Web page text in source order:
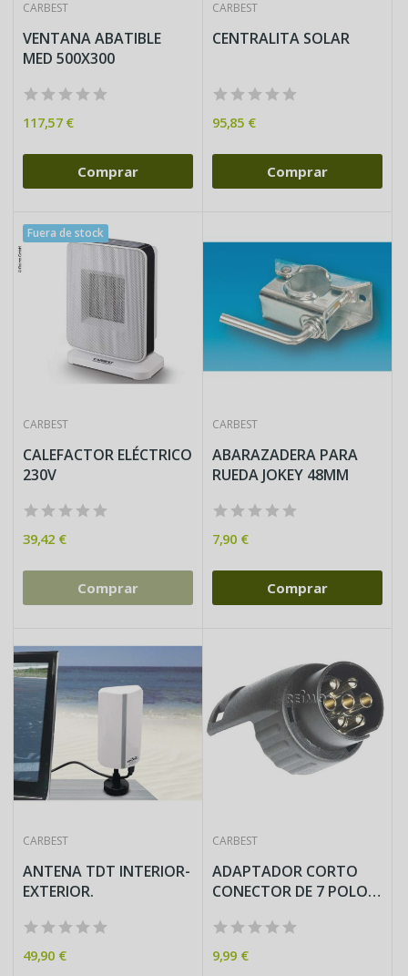
CARBEST
VENTANA ABATIBLE
MED 500X300
117,57 €
Comprar
CARBEST
CENTRALITA SOLAR
95,85 €
Comprar
Fuera de stock
CARBEST
CALEFACTOR ELÉCTRICO
230V
39,42 €
Comprar
CARBEST
ABARAZADERA PARA
RUEDA JOKEY 48MM
7,90 €
Comprar
CARBEST
ANTENA TDT INTERIOR-
EXTERIOR.
49,90 €
CARBEST
ADAPTADOR CORTO
CONECTOR DE 7 POLOS
9,99 €